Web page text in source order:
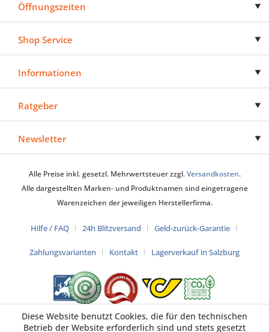
Öffnungszeiten
Shop Service
Informationen
Ratgeber
Newsletter
Alle Preise inkl. gesetzl. Mehrwertsteuer zzgl.Versandkosten.
Alle dargestellten Marken- und Produktnamen sind eingetragene
Warenzeichen der jeweiligen Herstellerfirma.
Hilfe / FAQ 24h Blitzversand Geld-zurück-Garantie
Zahlungsvarianten Kontakt Lagerverkauf in Salzburg
Diese Website benutzt Cookies, die für den technischen
Betrieb der Website erforderlich sind und stets gesetzt